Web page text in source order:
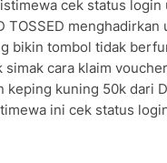
cek status
TOSSED
bikin tombol tidak
cara klaim
kuning 50k dari
ini cek status